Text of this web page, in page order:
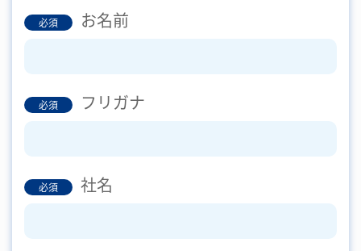
必須 お名前
必須 フリガナ
必須 社名